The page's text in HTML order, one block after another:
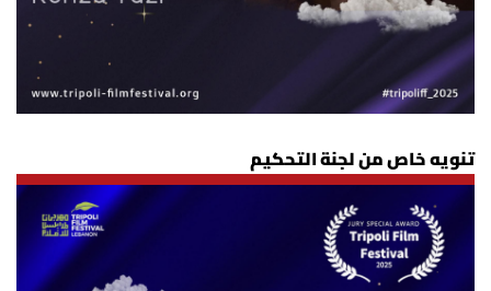
تنويه خاص من لجنة التحكيم